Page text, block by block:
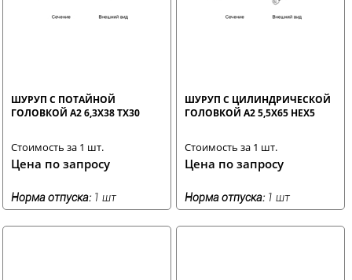
ШУРУП С ПОТАЙНОЙ
ГОЛОВКОЙ A2 6,3X38 TX30
Стоимость за 1 шт.
Цена по запросу
Норма отпуска: 1 шт
ШУРУП С ЦИЛИНДРИЧЕСКОЙ
ГОЛОВКОЙ A2 5,5X65 HEX5
Стоимость за 1 шт.
Цена по запросу
Норма отпуска: 1 шт